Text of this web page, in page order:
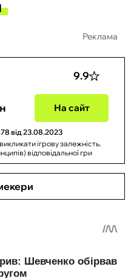
Реклама
9.9
На сайт
від 23.08.2023
ігрову залежність.
відповідальної гри